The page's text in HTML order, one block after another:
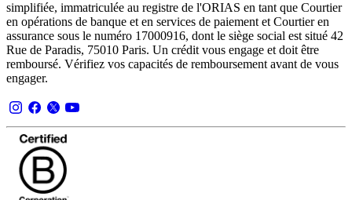
simplifiée, immatriculée au registre de l'ORIAS en tant que Courtier
en opérations de banque et en services de paiement et Courtier en
assurance sous le numéro 17000916, dont le siège social est situé 42
Rue de Paradis, 75010 Paris. Un crédit vous engage et doit être
remboursé. Vérifiez vos capacités de remboursement avant de vous
engager.